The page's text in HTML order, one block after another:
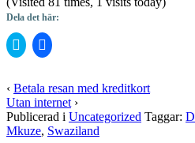
Dela det här:
Klicka
för
på
Twitter
(Öppnas
i
ett
nytt
Klicka
för
på
Facebook
(Öppnas
i
ett
nytt
‹ Betala resan med kreditkort
Utan internet ›
Publicerad i Uncategorized Taggar:
Mkuze, Swaziland